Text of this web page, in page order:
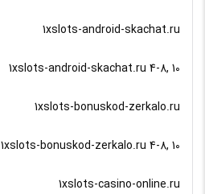
1xslots-android-skachat.ru
1xslots-android-skachat.ru 4-8, 10
1xslots-bonuskod-zerkalo.ru
1xslots-bonuskod-zerkalo.ru 4-8, 10
1xslots-casino-online.ru